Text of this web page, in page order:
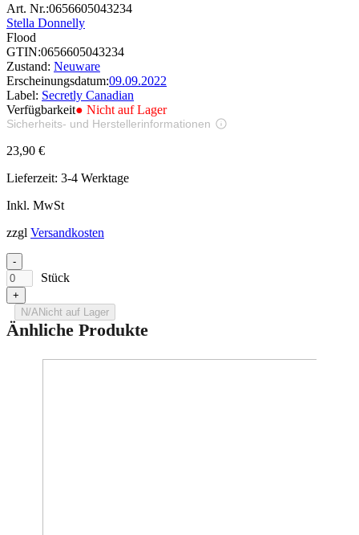
Art. Nr.:0656605043234
Stella Donnelly
Flood
GTIN:0656605043234
Zustand: Neuware
Erscheinungsdatum:09.09.2022
Label: Secretly Canadian
Verfügbarkeit● Nicht auf Lager
Sicherheits- und Herstellerinformationen
23,90 €
Lieferzeit: 3-4 Werktage
Inkl. MwSt
zzgl Versandkosten
-
Stück
+
N/ANicht auf Lager
Änhliche Produkte